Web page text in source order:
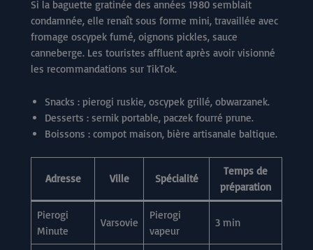
Si la baguette gratinée des années 1980 semblait
condamnée, elle renaît sous forme mini, travaillée avec
fromage oscypek fumé, oignons pickles, sauce
canneberge. Les touristes affluent après avoir visionné
les recommandations sur TikTok.
Snacks : pierogi ruskie, oscypek grillé, obwarzanek.
Desserts : sernik portable, paczek fourré prune.
Boissons : compot maison, bière artisanale baltique.
Adresse Ville Spécialité
Temps de
préparation
Pierogi
Minute
Varsovie
Pierogi
vapeur
3 min